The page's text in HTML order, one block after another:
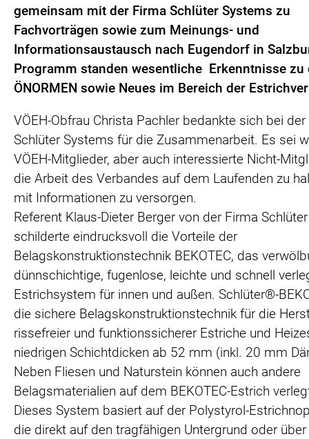
gemeinsam mit der Firma Schlüter Systems zu
Fachvorträgen sowie zum Meinungs- und
Informationsaustausch nach Eugendorf in
Programm standen wesentliche Erkenntnisse zu
ÖNORMEN sowie Neues im Bereich der
VÖEH-Obfrau Christa Pachler bedankte sich bei
Schlüter Systems für die Zusammenarbeit. Es sei
VÖEH-Mitglieder, aber auch interessierte Nicht-
die Arbeit des Verbandes auf dem Laufenden zu
mit Informationen zu versorgen.
Referent Klaus-Dieter Berger von der Firma
schilderte eindrucksvoll die Vorteile der
Belagskonstruktionstechnik BEKOTEC, das
dünnschichtige, fugenlose, leichte und schnell
Estrichsystem für innen und außen. Schlüter®-
die sichere Belagskonstruktionstechnik für die
rissefreier und funktionssicherer Estriche und
niedrigen Schichtdicken ab 52 mm (inkl. 20 mm
Neben Fliesen und Naturstein können auch andere
Belagsmaterialien auf dem BEKOTEC-Estrich
Dieses System basiert auf der Polystyrol-
die direkt auf den tragfähigen Untergrund oder über